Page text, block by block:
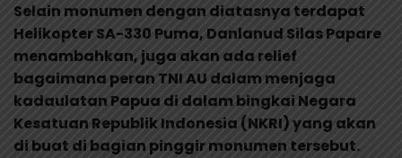
Selain monumen dengan diatasnya terdapat
Helikopter SA-330 Puma, Danlanud Silas Papare
menambahkan, juga akan ada relief
bagaimana peran TNI AU dalam menjaga
kadaulatan Papua di dalam bingkai Negara
Kesatuan Republik Indonesia (NKRI) yang akan
di buat di bagian pinggir monumen tersebut.